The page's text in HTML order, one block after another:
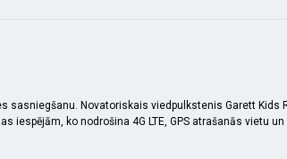
Novatoriskais viedpulkstenis Garett Kids
ko nodrošina 4G LTE, GPS atrašanās vietu